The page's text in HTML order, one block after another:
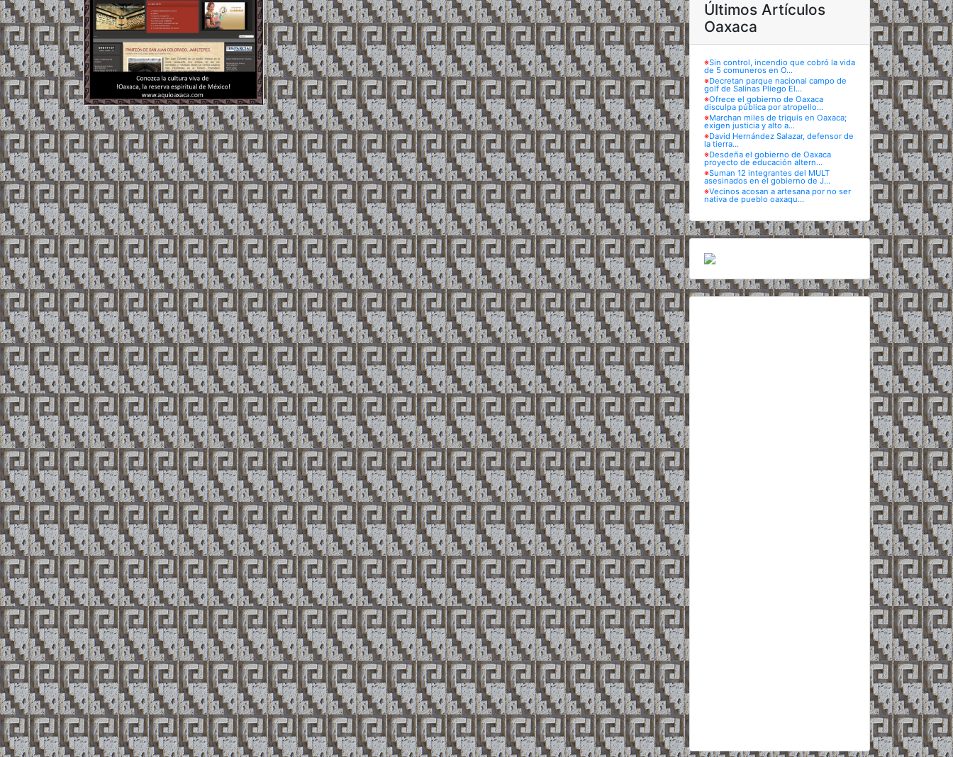
Últimos Artículos
Oaxaca
※Sin control, incendio que cobró la vida
de 5 comuneros en O...
※Decretan parque nacional campo de
golf de Salinas Pliego El...
※Ofrece el gobierno de Oaxaca
disculpa pública por atropello...
※Marchan miles de triquis en Oaxaca;
exigen justicia y alto a...
※David Hernández Salazar, defensor de
la tierra...
※Desdeña el gobierno de Oaxaca
proyecto de educación altern...
※Suman 12 integrantes del MULT
asesinados en el gobierno de J...
※Vecinos acosan a artesana por no ser
nativa de pueblo oaxaqu...